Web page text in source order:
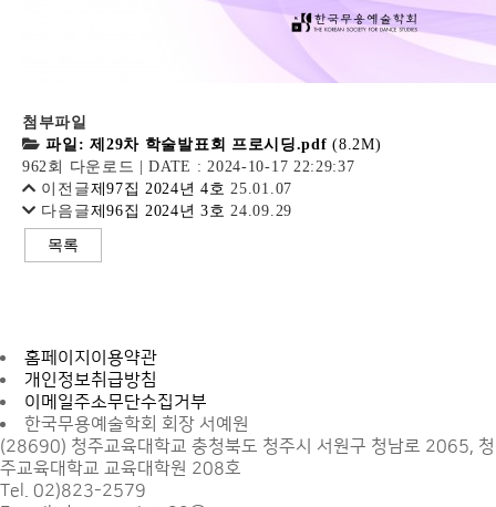
첨부파일
파일: 제29차 학술발표회 프로시딩.pdf (8.2M)
962회 다운로드 | DATE : 2024-10-17 22:29:37
이전글제97집 2024년 4호 25.01.07
다음글제96집 2024년 3호 24.09.29
목록
홈페이지이용약관
개인정보취급방침
이메일주소무단수집거부
한국무용예술학회 회장 서예원
(28690) 청주교육대학교 충청북도 청주시 서원구 청남로 2065, 청
주교육대학교 교육대학원 208호
Tel. 02)823-2579